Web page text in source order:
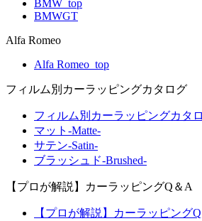
BMW_top
BMWGT
Alfa Romeo
Alfa Romeo_top
フィルム別カーラッピングカタログ
フィルム別カーラッピングカタ
マット-Matte-
サテン-Satin-
ブラッシュド-Brushed-
【プロが解説】カーラッピングQ＆A
【プロが解説】カーラッピング